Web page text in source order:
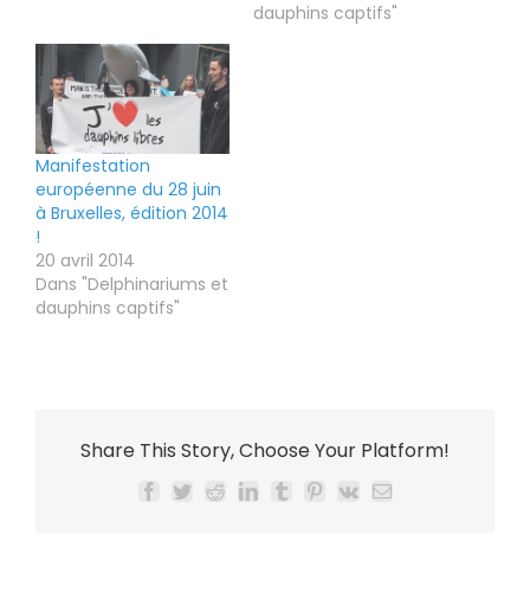
dauphins captifs"
Manifestation
européenne du 28 juin
à Bruxelles, édition 2014
!
20 avril 2014
Dans "Delphinariums et
dauphins captifs"
Share This Story, Choose Your Platform!
Facebook
TwitterRedditLinkedIn
TumblrPinterest
Vk Email